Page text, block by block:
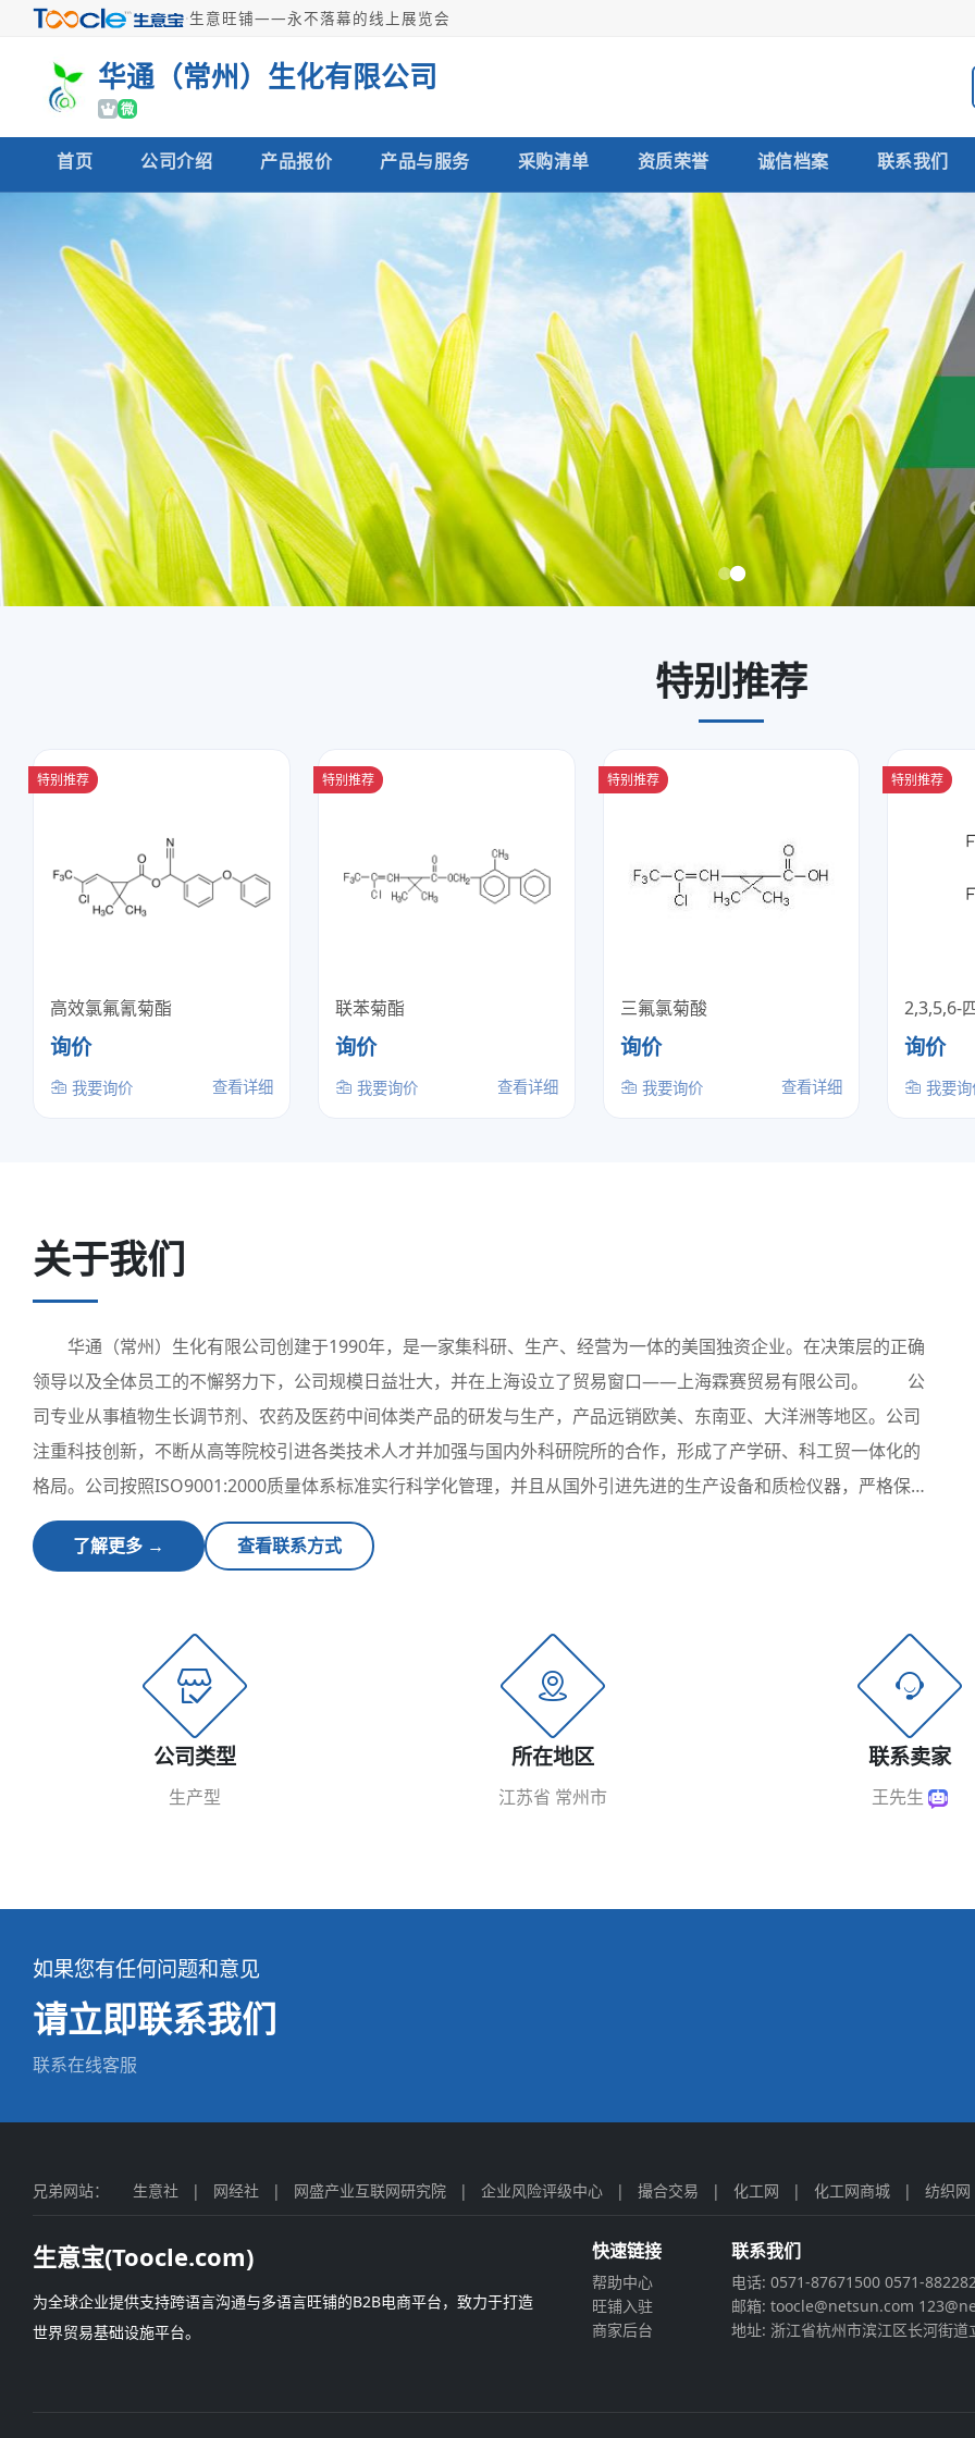
·生意旺铺——永不落幕的线上展览会
华通（常州）生化有限公司
微
首页 公司介绍 产品报价 产品与服务 采购清单 资质荣誉 诚信档案 联系我们
特别推荐
特别推荐
高效氯氟氰菊酯
询价
我要询价 查看详细
特别推荐
联苯菊酯
询价
我要询价 查看详细
特别推荐
三氟氯菊酸
询价
我要询价 查看详细
特别推荐
2,3,5,6-
询价
我要
关于我们
华通（常州）生化有限公司创建于1990年，是一家集科研、生产、经营为一体的美国独资企业。在决策层的正确
领导以及全体员工的不懈努力下，公司规模日益壮大，并在上海设立了贸易窗口——上海霖赛贸易有限公司。 公
司专业从事植物生长调节剂、农药及医药中间体类产品的研发与生产，产品远销欧美、东南亚、大洋洲等地区。公司
注重科技创新，不断从高等院校引进各类技术人才并加强与国内外科研院所的合作，形成了产学研、科工贸一体化的
格局。公司按照ISO9001:2000质量体系标准实行科学化管理，并且从国外引进先进的生产设备和质检仪器，严格保
证产品质量。凭借良好的商业信誉、优良的产品质量以及完善的售后服务，公司...
了解更多 →
查看联系方式
公司类型
生产型
所在地区
江苏省 常州市
联系卖家
王先生
如果您有任何问题和意见
请立即联系我们
联系在线客服
兄弟网站： 生意社 | 网经社 | 网盛产业互联网研究院 | 企业风险评级中心 | 撮合交易 | 化工网 | 化工网商城 | 纺织网
生意宝(Toocle.com)
为全球企业提供支持跨语言沟通与多语言旺铺的B2B电商平台，致力于打造
世界贸易基础设施平台。
快速链接
帮助中心
旺铺入驻
商家后台
联系我们
电话: 0571-87671500 0571-
邮箱: toocle@netsun.com
地址: 浙江省杭州市滨江区长河街